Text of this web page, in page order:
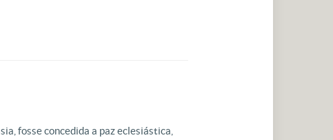
fosse concedida a paz eclesiástica,